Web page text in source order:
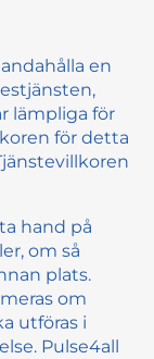
en
lämpliga för
för detta
hand på
om så
plats.
om
utföras i
Pulse4all